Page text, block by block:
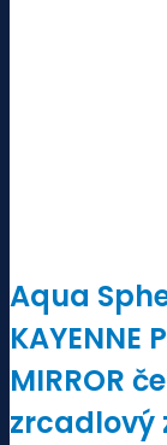
Aqua
KAYENNE
MIRROR
zrcadlový